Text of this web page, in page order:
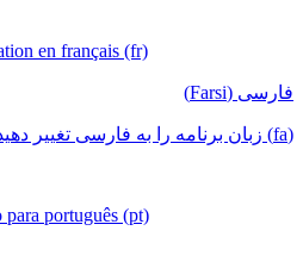
en français (fr)
فارسی (Farsi)
(fa) زبان برنامه را به فارسی تغییر دهید
português (pt)